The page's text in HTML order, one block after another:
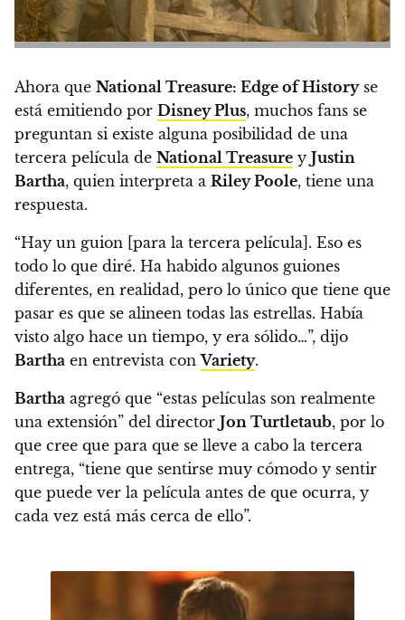
Ahora que National Treasure: Edge of Historyse
está emitiendo por Disney Plus, muchos fans se
preguntan si existe alguna posibilidad de una
tercera película de National Treasure y Justin
Bartha, quien interpreta a Riley Poole, tiene una
respuesta.
“Hay un guion [para la tercera película]. Eso es
todo lo que diré. Ha habido algunos guiones
diferentes, en realidad, pero lo único que tiene que
pasar es que se alineen todas las estrellas. Había
visto algo hace un tiempo, y era sólido…”, dijo
Bartha en entrevista conVariety.
Bartha agregó que “estas películas son realmente
una extensión” del director Jon Turtletaub, por lo
que cree que para que se lleve a cabo la tercera
entrega, “tiene que sentirse muy cómodo y sentir
que puede ver la película antes de que ocurra, y
cada vez está más cerca de ello”.